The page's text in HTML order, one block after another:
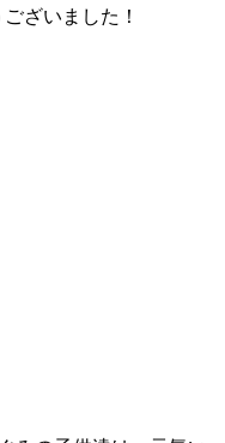
ざいました！